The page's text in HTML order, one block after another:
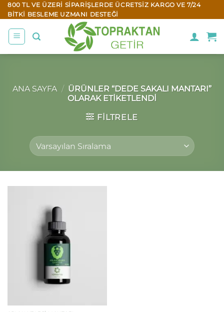
İçeriğe
atla
800 TL VE ÜZERI SIPARIŞLERDE ÜCRETSIZ KARGO VE 7/24
BITKI BESLEME UZMANI DESTEĞI
ANA SAYFA / ÜRÜNLER “DEDE SAKALI MANTARI”
OLARAK ETIKETLENDI
FILTRELE